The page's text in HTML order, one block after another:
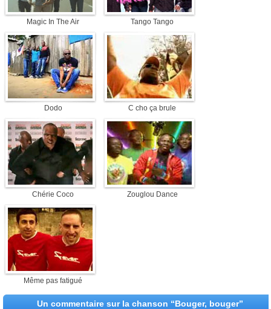
Magic In The Air Tango Tango
Dodo C cho ça brule
Chérie Coco Zouglou Dance
Même pas fatigué
Un commentaire sur la chanson “Bouger, bouger”